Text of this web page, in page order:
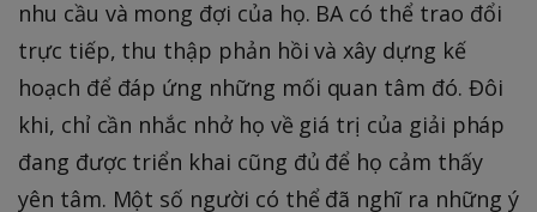
nhu cầu và mong đợi của họ. BA có thể trao đổi
trực tiếp, thu thập phản hồi và xây dựng kế
hoạch để đáp ứng những mối quan tâm đó. Đôi
khi, chỉ cần nhắc nhở họ về giá trị của giải pháp
đang được triển khai cũng đủ để họ cảm thấy
yên tâm. Một số người có thể đã nghĩ ra những ý